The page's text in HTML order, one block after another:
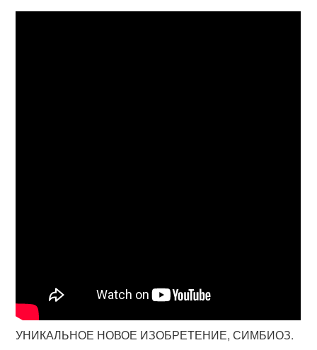
УНИКАЛЬНОЕ НОВОЕ ИЗОБРЕТЕНИЕ, СИМБИОЗ.